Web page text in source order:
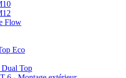
Flow
Eco
Dual Top